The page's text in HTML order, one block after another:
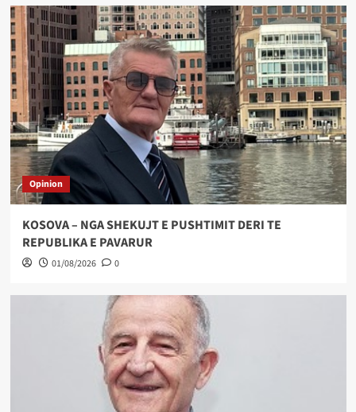
Opinion
KOSOVA – NGA SHEKUJT E PUSHTIMIT DERI TE
REPUBLIKA E PAVARUR
01/08/2026 0